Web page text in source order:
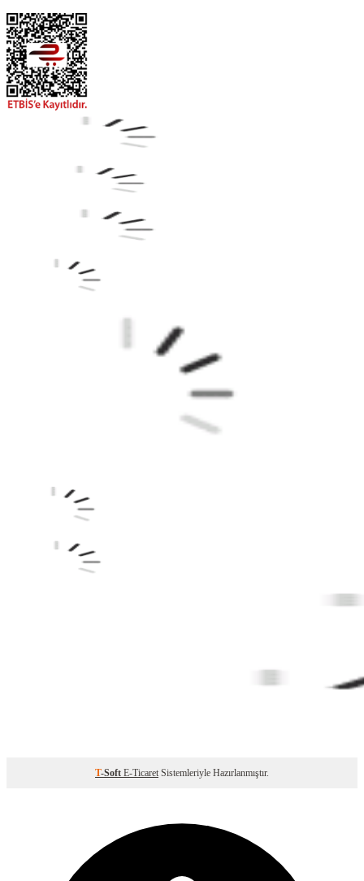
T-Soft E-Ticaret Sistemleriyle Hazırlanmıştır.